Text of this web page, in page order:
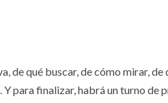
de qué buscar, de cómo mirar,
para finalizar, habrá un turno de